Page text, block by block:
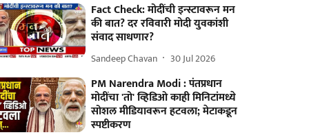
Fact Check: मोदींची इन्स्टावरून मन
की बात? दर रविवारी मोदी युवकांशी
संवाद साधणार?
Sandeep Chavan 30 Jul 2026
PM Narendra Modi : पंतप्रधान
मोदींचा 'तो' व्हिडिओ काही मिनिटांमध्ये
सोशल मीडियावरून हटवला; मेटाकडून
स्पष्टीकरण